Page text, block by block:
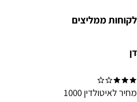
לקוחות ממליצים
דן
מחיר לאיטולדין 1000